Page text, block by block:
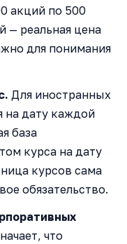
акций по 500
— реальная цена
для понимания
Для иностранных
на дату каждой
база
курса на дату
курсов сама
обязательство.
что